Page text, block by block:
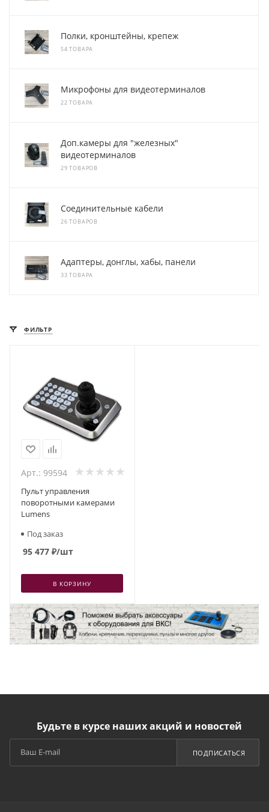
Полки, кронштейны, крепеж
54 ТОВАРА
Микрофоны для видеотерминалов
22 ТОВАРА
Доп.камеры для "железных"
видеотерминалов
29 ТОВАРОВ
Соединительные кабели
26 ТОВАРОВ
Адаптеры, донглы, хабы, панели
33 ТОВАРА
ФИЛЬТР
Арт.: 99594
Пульт управления
поворотными камерами
Lumens
Под заказ
95 477 ₽/шт
В КОРЗИНУ
Будьте в курсе наших акций и новостей
ПОДПИСАТЬСЯ